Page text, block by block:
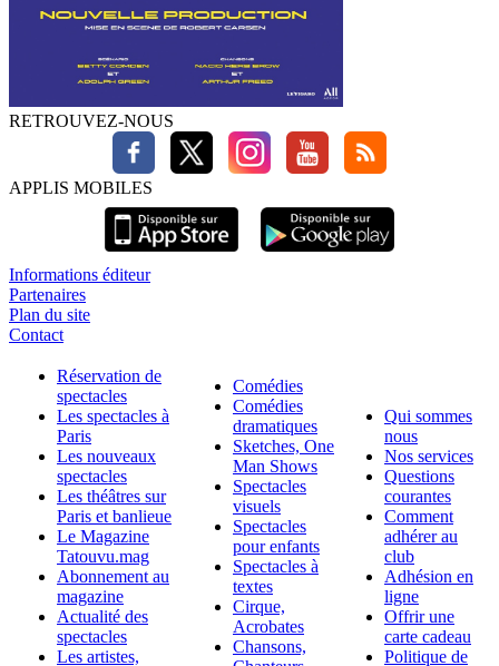
RETROUVEZ-NOUS
APPLIS MOBILES
Informations éditeur
Partenaires
Plan du site
Contact
Réservation de
spectacles
Les spectacles à
Paris
Les nouveaux
spectacles
Les théâtres sur
Paris et banlieue
Le Magazine
Tatouvu.mag
Abonnement au
magazine
Actualité des
spectacles
Les artistes,
Comédies
Comédies
dramatiques
Sketches, One
Man Shows
Spectacles
visuels
Spectacles
pour enfants
Spectacles à
textes
Cirque,
Acrobates
Chansons,
Qui sommes
nous
Nos services
Questions
courantes
Comment
adhérer au
club
Adhésion en
ligne
Offrir une
carte cadeau
Politique de